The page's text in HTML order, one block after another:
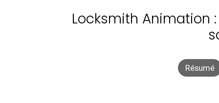
Locksmith Animation
Résumé